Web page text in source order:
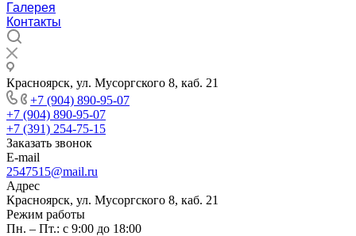
Галерея
Контакты
Красноярск, ул. Мусоргского 8, каб. 21
+7 (904) 890-95-07
+7 (904) 890-95-07
+7 (391) 254-75-15
Заказать звонок
E-mail
2547515@mail.ru
Адрес
Красноярск, ул. Мусоргского 8, каб. 21
Режим работы
Пн. – Пт.: с 9:00 до 18:00